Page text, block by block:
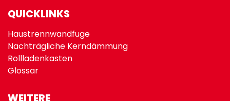
QUICKLINKS
Haustrennwandfuge
Nachträgliche Kerndämmung
Rollladenkasten
Glossar
WEITERE